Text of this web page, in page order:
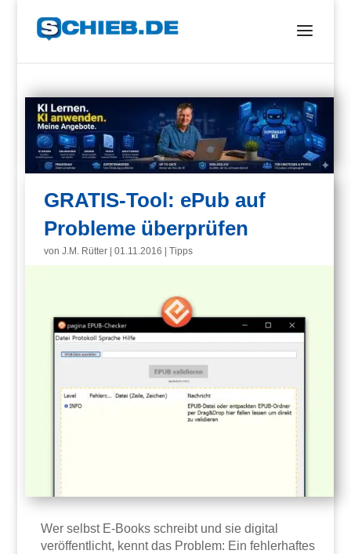
GRATIS-Tool: ePub auf
Probleme überprüfen
vonJ.M. Rütter |01.11.2016 |Tipps
Wer selbst E-Books schreibt und sie digital
veröffentlicht, kennt das Problem: Ein fehlerhaftes